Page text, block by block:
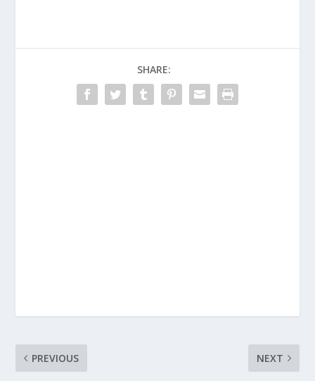
SHARE:
PREVIOUS NEXT